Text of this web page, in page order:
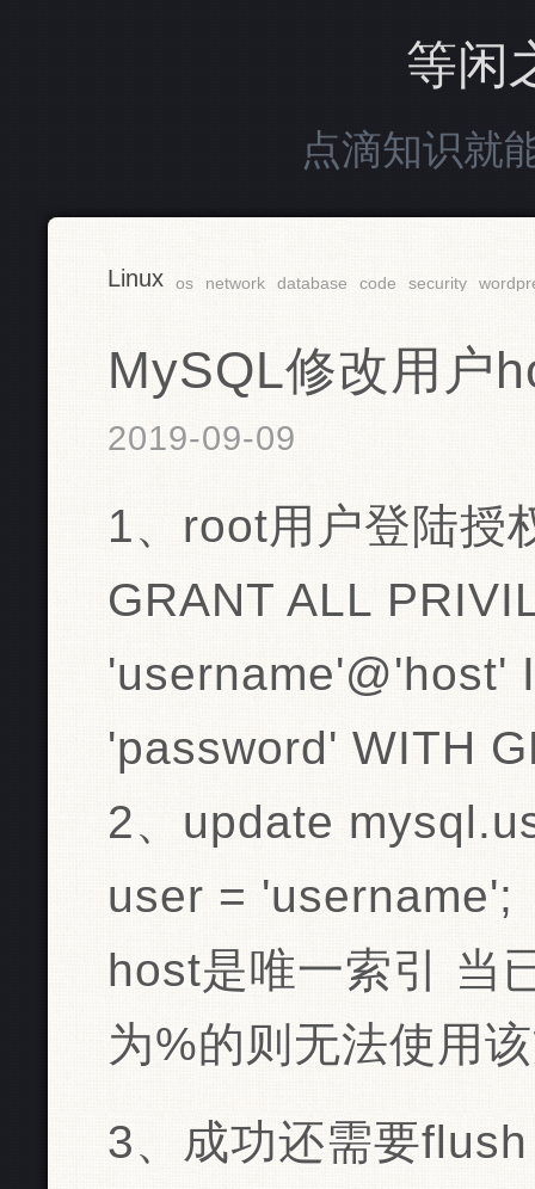
等闲
点滴知识就
Linux os network database code security
MySQL修改用户
2019-09-09
1、root用户登陆授
GRANT ALL
'username'@'host'
'password' WITH
2、update
user = 'username';
host是唯一索引 当
为%的则无法使用
3、成功还需要